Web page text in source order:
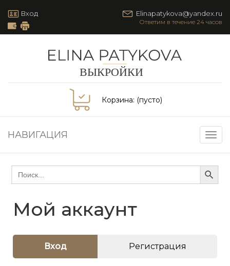
Search
for:
Search Button
Вход Elinapatykova@yandex.ru
Корзина: (пусто)
НАВИГАЦИЯ
Мой аккаунт
Вход Регистрация